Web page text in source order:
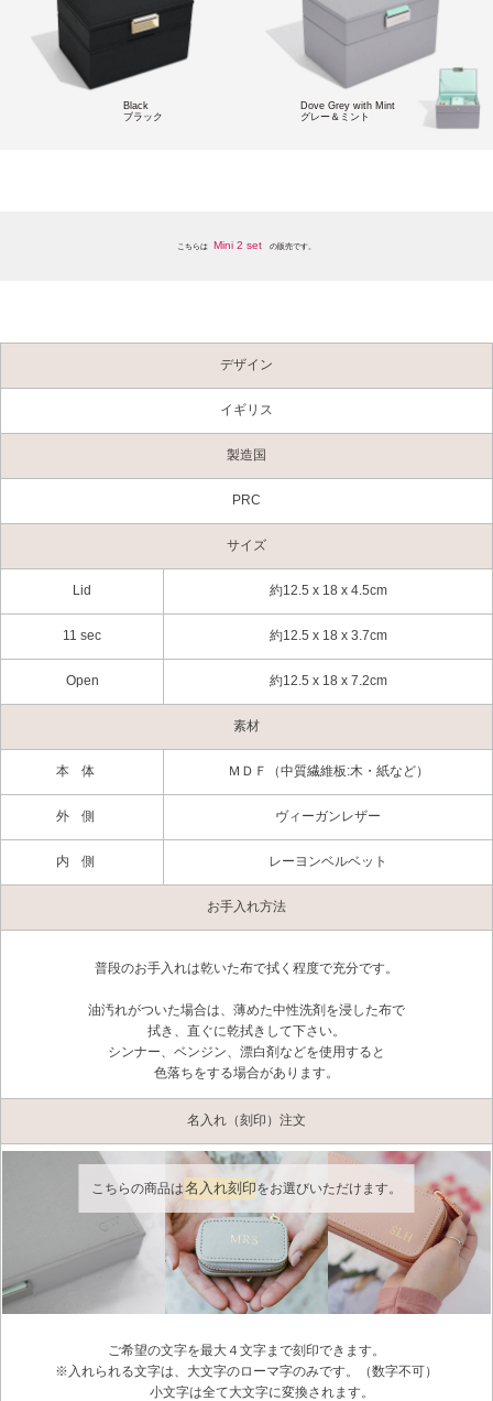
Black
ブラック
Dove Grey with Mint
グレー＆ミント
こちらは Mini 2 set の販売です。
デザイン
イギリス
製造国
PRC
サイズ
Lid 約12.5 x 18 x 4.5cm
11 sec 約12.5 x 18 x 3.7cm
Open 約12.5 x 18 x 7.2cm
素材
本体 ＭＤＦ（中質繊維板:木・紙など）
外側 ヴィーガンレザー
内側 レーヨンベルベット
お手入れ方法
普段のお手入れは乾いた布で拭く程度で充分です。
油汚れがついた場合は、薄めた中性洗剤を浸した布で
拭き、直ぐに乾拭きして下さい。
シンナー、ベンジン、漂白剤などを使用すると
色落ちをする場合があります。
名入れ（刻印）注文
こちらの商品は名入れ刻印をお選びいただけます。
ご希望の文字を最大４文字まで刻印できます。
※入れられる文字は、大文字のローマ字のみです。（数字不可）
小文字は全て大文字に変換されます。